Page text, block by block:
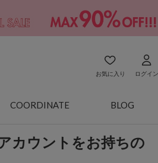
お気に入り ログイン
COORDINATE BLOG
カウントをお持ちの